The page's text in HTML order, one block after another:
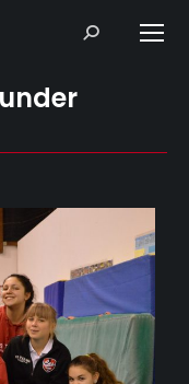
Search:
under